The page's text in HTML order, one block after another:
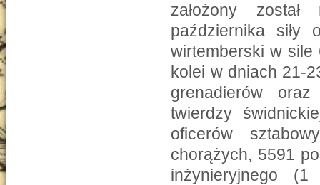
założony
października siły
wirtemberski w sile
kolei w dniach 21-
grenadierów
twierdzy
oficerów
chorążych, 5591
inżynieryjnego